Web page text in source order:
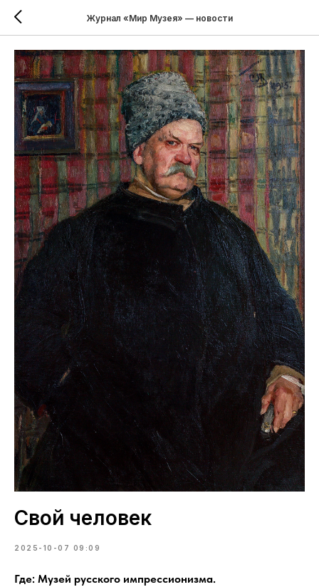
Журнал «Мир Музея» — новости
Свой человек
2025-10-07 09:09
Где: Музей русского импрессионизма.